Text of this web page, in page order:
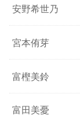
安野希世乃
宮本侑芽
富樫美鈴
富田美憂